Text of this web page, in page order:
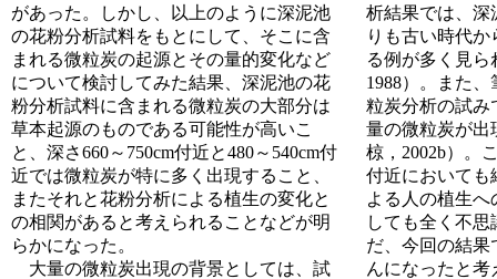
があった。しかし、以上のように深泥池
の花粉分析試料をもとにして、そこに含
まれる微粒炭の起源とその量的変化など
について検討してみた結果、深泥池の花
粉分析試料に含まれる微粒炭の大部分は
草本起源のものである可能性が高いこ
と、深さ660～750cm付近と480～540cm付
近では微粒炭が特に多く出現すること、
またそれと花粉分析による植生の変化と
の相関があると考えられることなどが明
らかになった。
大量の微粒炭出現の背景としては、試
析結果では、深
りも古い時代
る例が多く見ら
1988）。また
粒炭分析の試み
量の微粒炭が出
椋，2002b）。
付近においても
よる人の植生
しても全く不
だ、今回の結果
んになったと